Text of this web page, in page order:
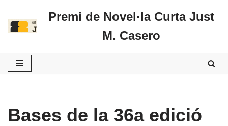
Vés
Premi de Novel·la Curta Just
M. Casero
Bases de la 36a edició